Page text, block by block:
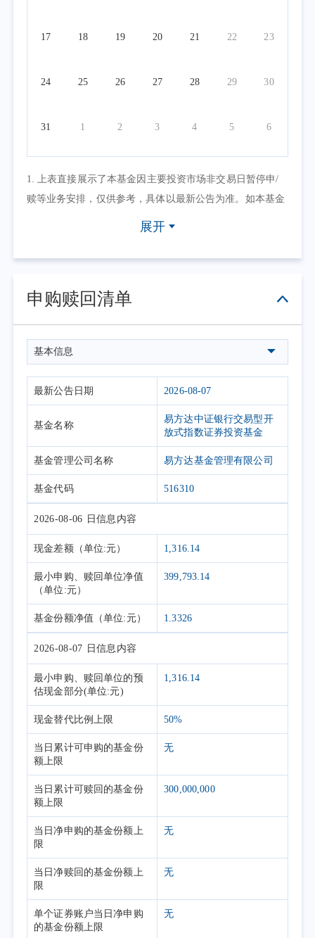
17 18 19 20 21 22 23
24 25 26 27 28 29 30
31 1 2 3 4 5 6
1. 上表直接展示了本基金因主要投资市场非交易日暂停申/
赎等业务安排，仅供参考，具体以最新公告为准。如本基金
因其他原因暂停申/赎等业务或有其他交易状态限制的，可点
2. 上表默认展示一个自然月的开放日安排，如需要查询本基
间区间。
展开
申购赎回清单
基本信息
最新公告日期 2026-08-07
基金名称
易方达中证银行交易型开
放式指数证券投资基金
基金管理公司名称 易方达基金管理有限公司
基金代码 516310
2026-08-06 日信息内容
现金差额（单位:元） 1,316.14
最小申购、赎回单位净值
（单位:元）
399,793.14
基金份额净值 （单位:元） 1.3326
2026-08-07 日信息内容
最小申购、赎回单位的预
估现金部分(单位:元)
1,316.14
现金替代比例上限 50%
当日累计可申购的基金份
额上限
无
当日累计可赎回的基金份
额上限
300,000,000
当日净申购的基金份额上
限
无
当日净赎回的基金份额上
限
无
单个证券账户当日净申购
的基金份额上限
无